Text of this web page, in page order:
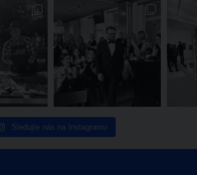
Sledujte nás na Instagramu